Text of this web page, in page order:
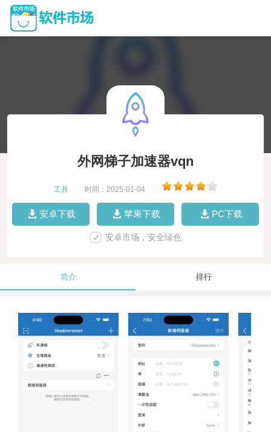
外网梯子加速器vqn
工具 时间：2025-01-04
安卓下载 苹果下载 PC下载
安卓市场，安全绿色
简介 排行